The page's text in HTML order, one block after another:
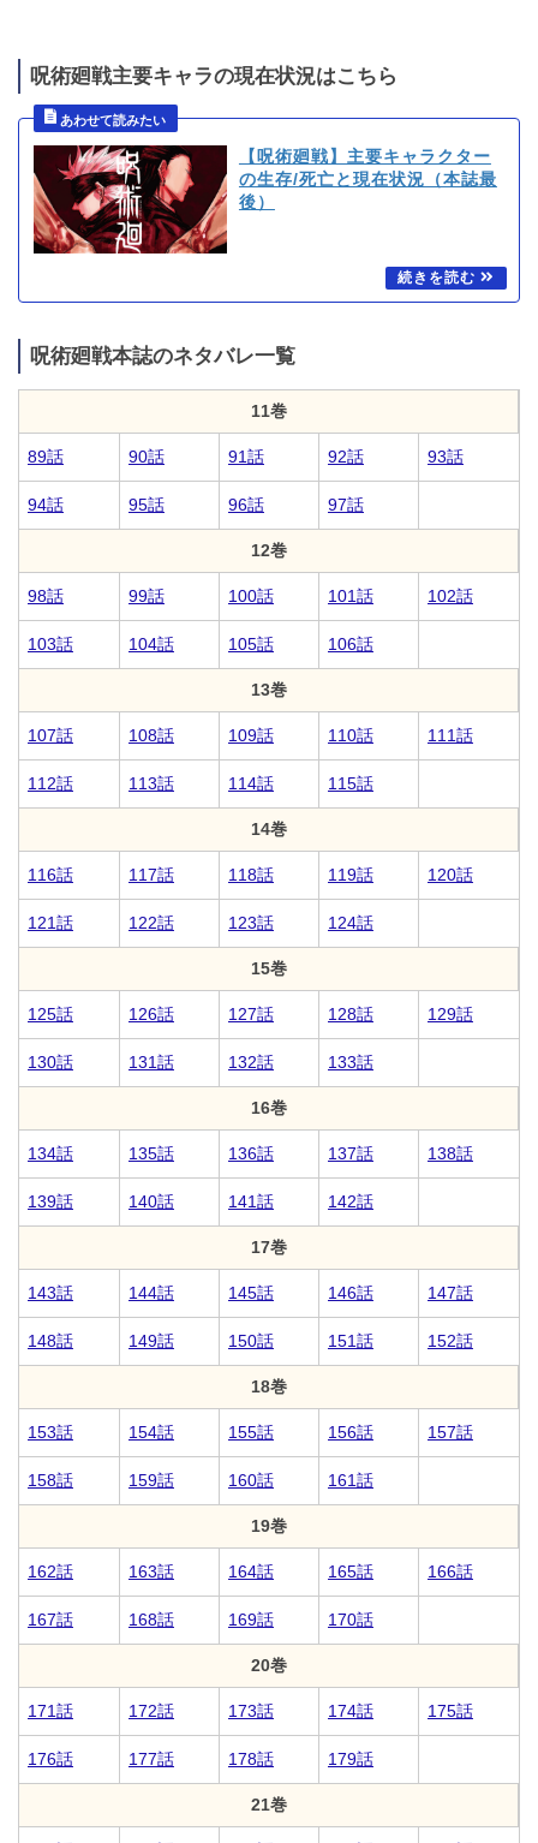
呪術廻戦主要キャラの現在状況はこちら
【呪術廻戦】主要キャラクター
の生存/死亡と現在状況（本誌最
後）
呪術廻戦本誌のネタバレ一覧
11巻
89話 90話 91話 92話 93話
94話 95話 96話 97話
12巻
98話 99話 100話 101話 102話
103話 104話 105話 106話
13巻
107話 108話 109話 110話 111話
112話 113話 114話 115話
14巻
116話 117話 118話 119話 120話
121話 122話 123話 124話
15巻
125話 126話 127話 128話 129話
130話 131話 132話 133話
16巻
134話 135話 136話 137話 138話
139話 140話 141話 142話
17巻
143話 144話 145話 146話 147話
148話 149話 150話 151話 152話
18巻
153話 154話 155話 156話 157話
158話 159話 160話 161話
19巻
162話 163話 164話 165話 166話
167話 168話 169話 170話
20巻
171話 172話 173話 174話 175話
176話 177話 178話 179話
21巻